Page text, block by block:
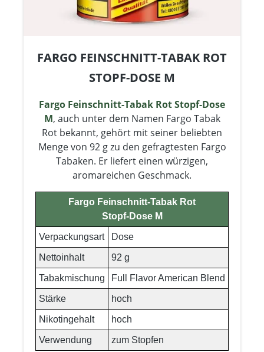
FARGO FEINSCHNITT-TABAK ROT
STOPF-DOSE M
Fargo Feinschnitt-Tabak Rot Stopf-Dose
M, auch unter dem Namen Fargo Tabak
Rot bekannt, gehört mit seiner beliebten
Menge von 92 g zu den gefragtesten Fargo
Tabaken. Er liefert einen würzigen,
aromareichen Geschmack.
Fargo Feinschnitt-Tabak Rot
Stopf-Dose M
Verpackungsart Dose
Nettoinhalt 92 g
Tabakmischung Full Flavor American Blend
Stärke hoch
Nikotingehalt hoch
Verwendung zum Stopfen